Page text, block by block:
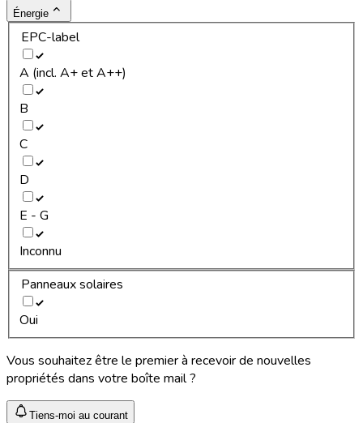
Énergie
EPC-label
A (incl. A+ et A++)
B
C
D
E - G
Inconnu
Panneaux solaires
Oui
Vous souhaitez être le premier à recevoir de nouvelles
propriétés dans votre boîte mail ?
Tiens-moi au courant